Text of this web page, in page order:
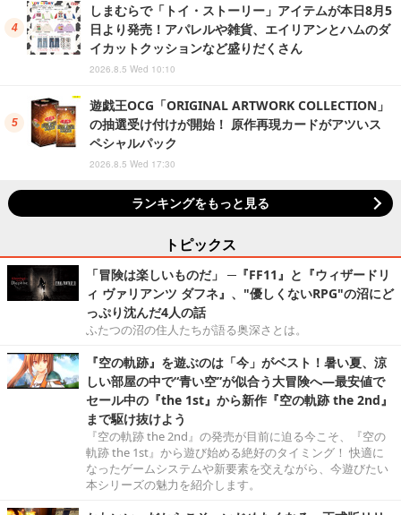
しまむらで「トイ・ストーリー」アイテムが本日8月5
日より発売！アパレルや雑貨、エイリアンとハムのダ
イカットクッションなど盛りだくさん
2026.8.5 Wed 10:10
遊戯王OCG「ORIGINAL ARTWORK COLLECTION」
の抽選受け付けが開始！ 原作再現カードがアツいス
ペシャルパック
2026.8.5 Wed 17:30
ランキングをもっと見る
トピックス
「冒険は楽しいものだ」 ─『FF11』と『ウィザードリ
ィ ヴァリアンツ ダフネ』、"優しくないRPG"の沼にど
っぷり沈んだ4人の話
ふたつの沼の住人たちが語る奥深さとは。
『空の軌跡』を遊ぶのは「今」がベスト！暑い夏、涼
しい部屋の中で“青い空”が似合う大冒険へ―最安値で
セール中の『the 1st』から新作『空の軌跡 the 2nd』
まで駆け抜けよう
『空の軌跡 the 2nd』の発売が目前に迫る今こそ、『空の
軌跡 the 1st』から遊び始める絶好のタイミング！ 快適に
なったゲームシステムや新要素を交えながら、今遊びたい
本シリーズの魅力を紹介します。